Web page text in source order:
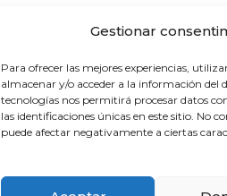
Gestionar
Para ofrecer las mejores experiencias,
almacenar y/o acceder a la información del
tecnologías nos permitirá procesar datos
las identificaciones únicas en este sitio. No
puede afectar negativamente a ciertas